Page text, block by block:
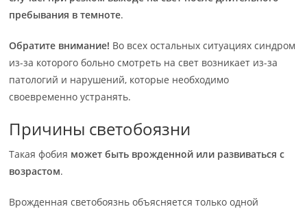
пребывания в темноте.
Обратите внимание! Во всех остальных ситуациях синдром
из-за которого больно смотреть на свет возникает из-за
патологий и нарушений, которые необходимо
своевременно устранять.
Причины светобоязни
Такая фобия может быть врожденной или развиваться с
возрастом.
Врожденная светобоязнь объясняется только одной